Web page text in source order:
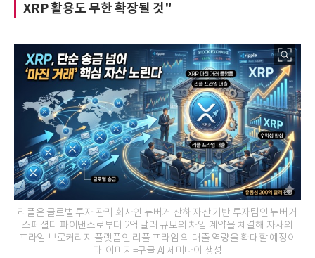
XRP 활용도 무한 확장될 것"
리플은 글로벌 투자 관리 회사인 뉴버거 산하 자산 기반 투자팀인 뉴버거
스페셜티 파이낸스로부터 2억 달러 규모의 차입 계약을 체결해 자사의
프라임 브로커리지 플랫폼인 리플 프라임 의 대출 역량을 확대할 예정이
다. 이미지=구글 AI 제미나이 생성